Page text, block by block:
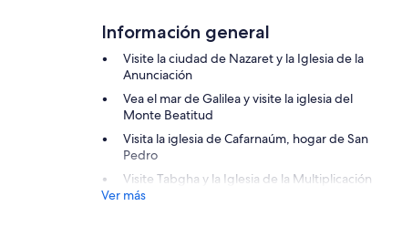
Información general
Visite la ciudad de Nazaret y la Iglesia de la
Anunciación
Vea el mar de Galilea y visite la iglesia del
Monte Beatitud
Visita la iglesia de Cafarnaúm, hogar de San
Pedro
Visite Tabgha y la Iglesia de la Multiplicación
Ver más